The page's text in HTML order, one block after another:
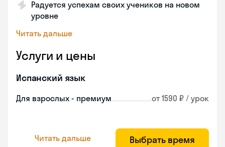
Радуется успехам своих учеников на новом
уровне
Читать дальше
Услуги и цены
Испанский язык
Для взрослых - премиум от 1590 ₽ / урок
Читать дальше Выбрать время